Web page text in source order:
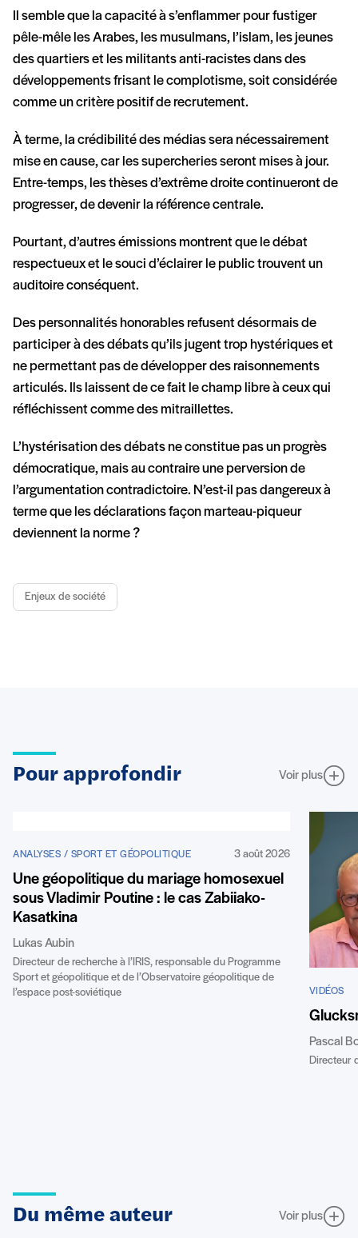
Il semble que la capacité à s’enflammer pour fustiger
pêle-mêle les Arabes, les musulmans, l’islam, les jeunes
des quartiers et les militants anti-racistes dans des
développements frisant le complotisme, soit considérée
comme un critère positif de recrutement.
À terme, la crédibilité des médias sera nécessairement
mise en cause, car les supercheries seront mises à jour.
Entre-temps, les thèses d’extrême droite continueront de
progresser, de devenir la référence centrale.
Pourtant, d’autres émissions montrent que le débat
respectueux et le souci d’éclairer le public trouvent un
auditoire conséquent.
Des personnalités honorables refusent désormais de
participer à des débats qu’ils jugent trop hystériques et
ne permettant pas de développer des raisonnements
articulés. Ils laissent de ce fait le champ libre à ceux qui
réfléchissent comme des mitraillettes.
L’hystérisation des débats ne constitue pas un progrès
démocratique, mais au contraire une perversion de
l’argumentation contradictoire. N’est-il pas dangereux à
terme que les déclarations façon marteau-piqueur
deviennent la norme ?
Enjeux de société
Pour approfondir Voir plus
ANALYSES / SPORT ET GÉOPOLITIQUE 3 août 2026
Une géopolitique du mariage homosexuel
sous Vladimir Poutine : le cas Zabiiako-
Kasatkina
Lukas Aubin
Directeur de recherche à l’IRIS, responsable du Programme
Sport et géopolitique et de l’Observatoire géopolitique de
l’espace post-soviétique
VIDÉOS
Pascal
Directeur
Du même auteur Voir plus